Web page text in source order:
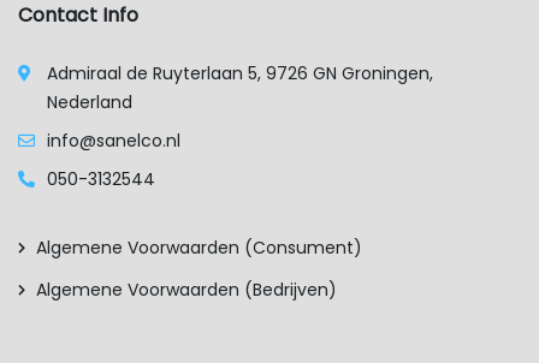
Contact Info
Admiraal de Ruyterlaan 5, 9726 GN Groningen,
Nederland
info@sanelco.nl
050-3132544
Algemene Voorwaarden (consument)
Algemene Voorwaarden (bedrijven)